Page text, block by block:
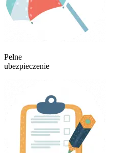
Pełne
ubezpieczenie